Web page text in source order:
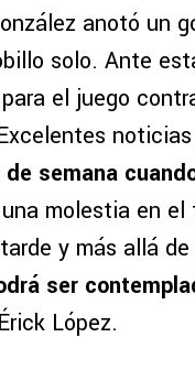
anotó un
solo. Ante
el juego
semana
molestia en
y más allá
ser
López.